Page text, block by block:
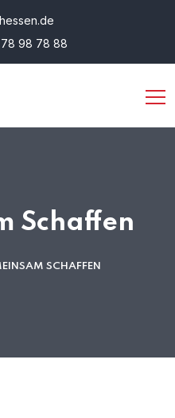
98 78 88
Schaffen
SCHAFFEN